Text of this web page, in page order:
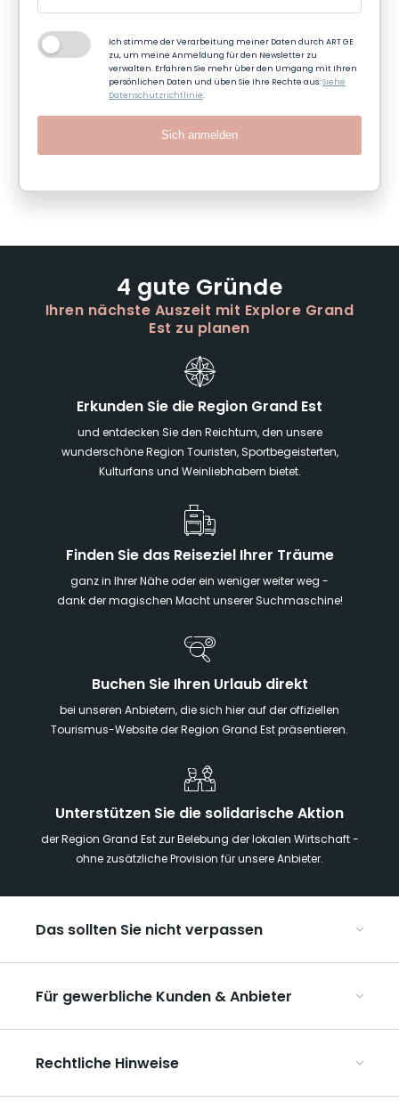
Ich stimme der Verarbeitung meiner Daten durch ART GE
zu, um meine Anmeldung für den Newsletter zu
verwalten. Erfahren Sie mehr über den Umgang mit Ihren
persönlichen Daten und üben Sie Ihre Rechte aus:Siehe
Datenschutzrichtlinie.
Sich anmelden
4 gute Gründe
Ihren nächste Auszeit mit Explore Grand
Est zu planen
Erkunden Sie die Region Grand Est
und entdecken Sie den Reichtum, den unsere
wunderschöne Region Touristen, Sportbegeisterten,
Kulturfans und Weinliebhabern bietet.
Finden Sie das Reiseziel Ihrer Träume
ganz in Ihrer Nähe oder ein weniger weiter weg -
dank der magischen Macht unserer Suchmaschine!
Buchen Sie Ihren Urlaub direkt
bei unseren Anbietern, die sich hier auf der offiziellen
Tourismus-Website der Region Grand Est präsentieren.
Unterstützen Sie die solidarische Aktion
der Region Grand Est zur Belebung der lokalen Wirtschaft -
ohne zusätzliche Provision für unsere Anbieter.
Das sollten Sie nicht verpassen
Die Weihnachtsmärkte im Grand Est
Ribeauvillé, zwischen Weinbergen und Bergen
Unsere UNESCO-Welterbestätten
Für gewerbliche Kunden & Anbieter
Organisieren Sie Ihre Gruppenreisen
ART GE kennenlernen
Rechtliche Hinweise